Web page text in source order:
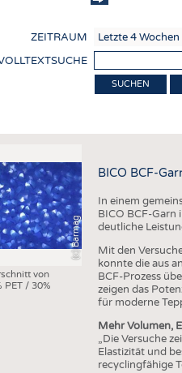
BUSINESS
ZEITRAUM
(c) Barmag
von
PET / 30%
BICO BCF-
In einem
BICO BCF-Garn
deutliche
Mit den
konnte die aus
BCF-Prozess
zeigen das
für moderne
Mehr Volumen,
„Die Versuche
Elastizität und
recyclingfähige